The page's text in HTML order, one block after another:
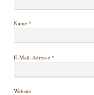
Name*
E-Mail-Adresse*
Website